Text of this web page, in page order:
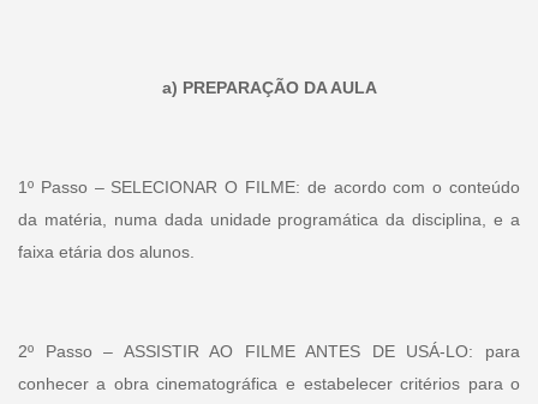
a) PREPARAÇÃO DA AULA
1º Passo – SELECIONAR O FILME: de acordo com o conteúdo
da matéria, numa dada unidade programática da disciplina, e a
faixa etária dos alunos.
2º Passo – ASSISTIR AO FILME ANTES DE USÁ-LO: para
conhecer a obra cinematográfica e estabelecer critérios para o